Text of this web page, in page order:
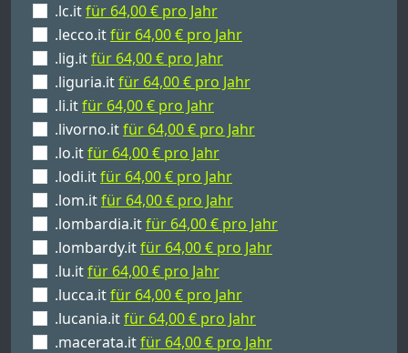
.lc.itfür 64,00 € pro Jahr
.lecco.itfür 64,00 € pro Jahr
.lig.itfür 64,00 € pro Jahr
.liguria.itfür 64,00 € pro Jahr
.li.itfür 64,00 € pro Jahr
.livorno.itfür 64,00 € pro Jahr
.lo.itfür 64,00 € pro Jahr
.lodi.itfür 64,00 € pro Jahr
.lom.itfür 64,00 € pro Jahr
.lombardia.itfür 64,00 € pro Jahr
.lombardy.itfür 64,00 € pro Jahr
.lu.itfür 64,00 € pro Jahr
.lucca.itfür 64,00 € pro Jahr
.lucania.itfür 64,00 € pro Jahr
.macerata.itfür 64,00 € pro Jahr